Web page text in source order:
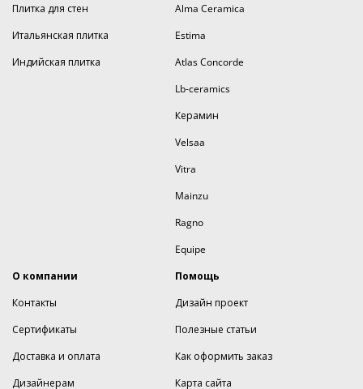
Плитка для стен
Итальянская плитка
Индийская плитка
Alma Ceramica
Estima
Atlas Concorde
Lb-ceramics
Керамин
Velsaa
Vitra
Mainzu
Ragno
Equipe
О компании
Контакты
Сертификаты
Доставка и оплата
Дизайнерам
Помощь
Дизайн проект
Полезные статьи
Как оформить заказ
Карта сайта